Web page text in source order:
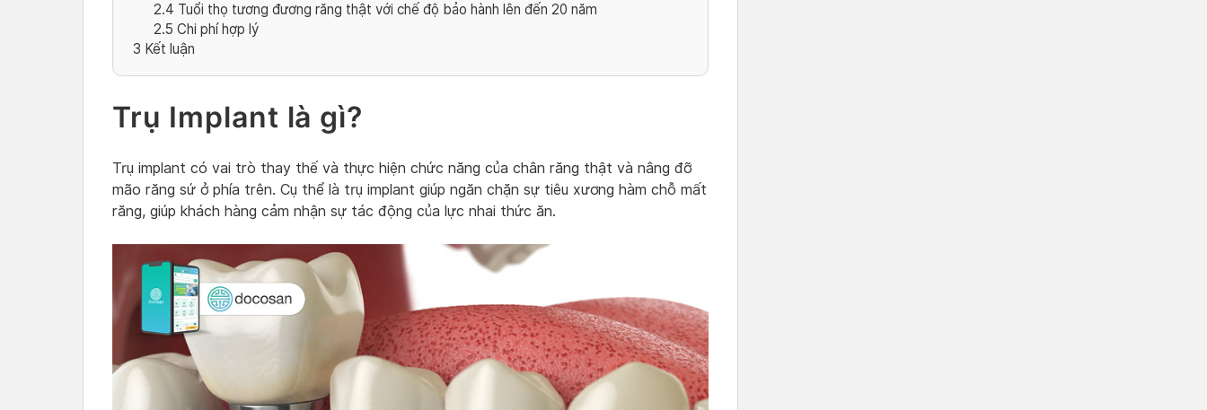
2.4 Tuổi thọ tương đương răng thật với chế độ bảo hành lên đến 20 năm
2.5 Chi phí hợp lý
3 Kết luận
Trụ Implant là gì?
Trụ implant có vai trò thay thế và thực hiện chức năng của chân răng thật và nâng đỡ
mão răng sứ ở phía trên. Cụ thể là trụ implant giúp ngăn chặn sự tiêu xương hàm chỗ mất
răng, giúp khách hàng cảm nhận sự tác động của lực nhai thức ăn.